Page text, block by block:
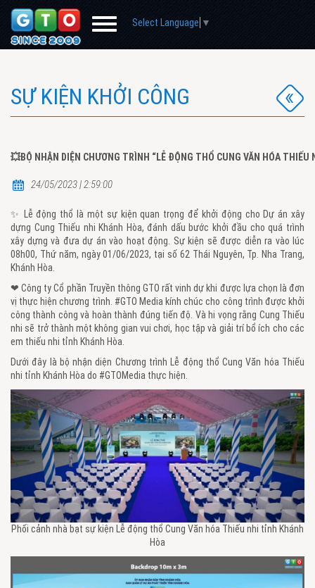
Select Language ▼
SỰ KIỆN KHỞI CÔNG
💥BỘ NHẬN DIỆN CHƯƠNG TRÌNH “LỄ ĐỘNG THỔ CUNG VĂN HÓA
24/05/2023 | 2:59:00
✨ Lễ động thổ là một sự kiện quan trọng để khởi động cho Dự án xây
dựng Cung Thiếu nhi Khánh Hòa, đánh dấu bước khởi đầu cho quá trình
xây dựng và đưa dự án vào hoạt động. Sự kiện sẽ được diễn ra vào lúc
08h00, Thứ năm, ngày 01/06/2023, tại số 62 Thái Nguyên, Tp. Nha Trang,
Khánh Hòa.
❤ Công ty Cổ phần Truyền thông GTO rất vinh dự khi được lựa chọn là đơn
vị thực hiện chương trình. #GTO Media kính chúc cho công trình được khởi
công thành công và hoàn thành đúng tiến độ. Và hi vọng rằng Cung Thiếu
nhi sẽ trở thành một không gian vui chơi, học tập và giải trí bổ ích cho các
em thiếu nhi tỉnh Khánh Hòa.
Dưới đây là bộ nhận diện Chương trình Lễ động thổ Cung Văn hóa Thiếu
nhi tỉnh Khánh Hòa do #GTOMedia thực hiện.
Phối cảnh nhà bạt sự kiện Lễ động thổ Cung Văn hóa Thiếu nhi tỉnh Khánh
Hòa